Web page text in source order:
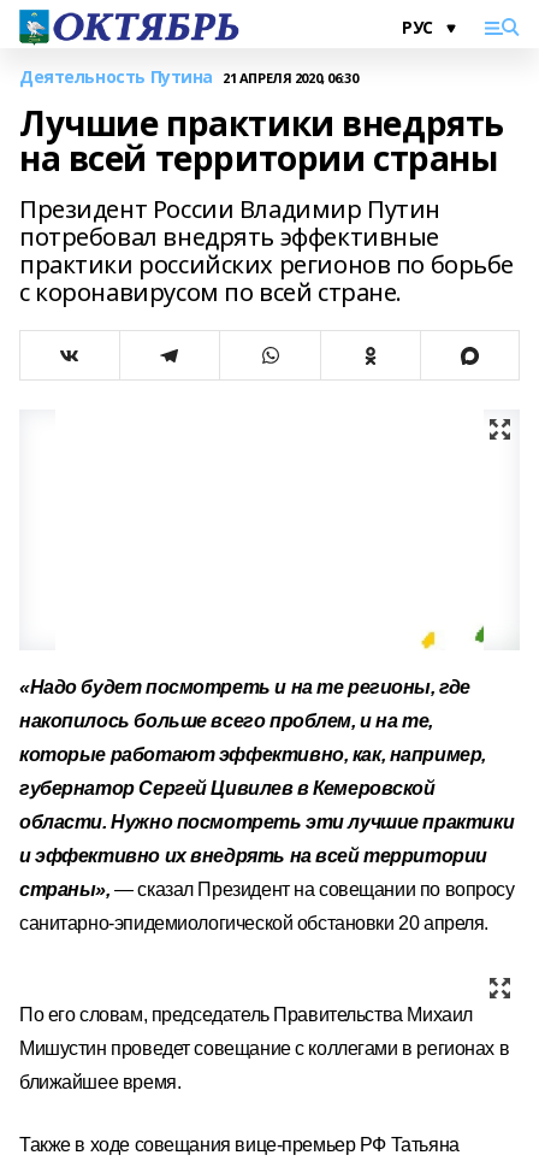
Деятельность Путина 21 АПРЕЛЯ 2020, 06:30
Лучшие практики внедрять
на всей территории страны
Президент России Владимир Путин
потребовал внедрять эффективные
практики российских регионов по борьбе
с коронавирусом по всей стране.
«Надо будет посмотреть и на те регионы, где
накопилось больше всего проблем, и на те,
которые работают эффективно, как, например,
губернатор Сергей Цивилев в Кемеровской
области. Нужно посмотреть эти лучшие практики
и эффективно их внедрять на всей территории
страны», — сказал Президент на совещании по вопросу
санитарно-эпидемиологической обстановки 20 апреля.
По его словам, председатель Правительства Михаил
Мишустин проведет совещание с коллегами в регионах в
ближайшее время.
Также в ходе совещания вице-премьер РФ Татьяна